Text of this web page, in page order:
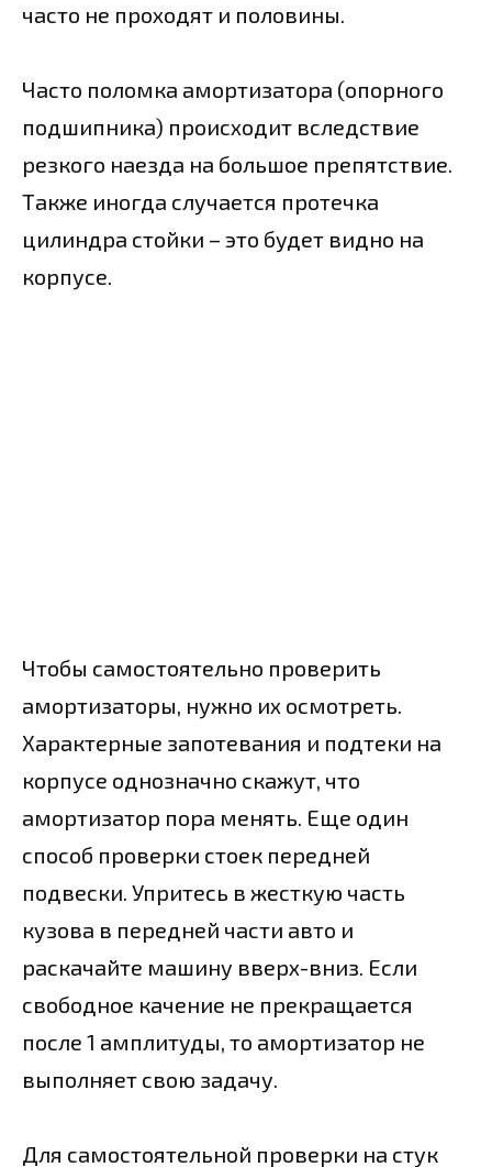
часто не проходят и половины.
Часто поломка амортизатора (опорного
подшипника) происходит вследствие
резкого наезда на большое препятствие.
Также иногда случается протечка
цилиндра стойки – это будет видно на
корпусе.
Чтобы самостоятельно проверить
амортизаторы, нужно их осмотреть.
Характерные запотевания и подтеки на
корпусе однозначно скажут, что
амортизатор пора менять. Еще один
способ проверки стоек передней
подвески. Упритесь в жесткую часть
кузова в передней части авто и
раскачайте машину вверх-вниз. Если
свободное качение не прекращается
после 1 амплитуды, то амортизатор не
выполняет свою задачу.
Для самостоятельной проверки на стук